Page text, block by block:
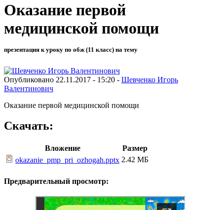
Оказание первой
медицинской помощи
презентация к уроку по обж (11 класс) на тему
Опубликовано 22.11.2017 - 15:20 - Шевченко Игорь
Валентинович
Оказание первой медицинской помощи
Скачать:
Вложение
Размер
okazanie_pmp_pri_ozhogah.pptx 2.42 МБ
Предварительный просмотр: